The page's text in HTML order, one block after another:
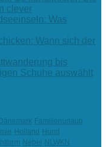
clever
Was
Wann sich der
bis
Schuhe auswählt
Dänemark Familienurlaub
Holland
Hund
Nebel NLWKN